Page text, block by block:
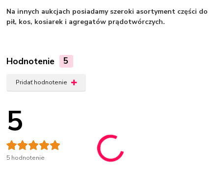
Na innych aukcjach posiadamy szeroki asortyment części do
pił, kos, kosiarek i agregatów prądotwórczych.
Hodnotenie 5
Pridať hodnotenie
5
5 hodnotenie